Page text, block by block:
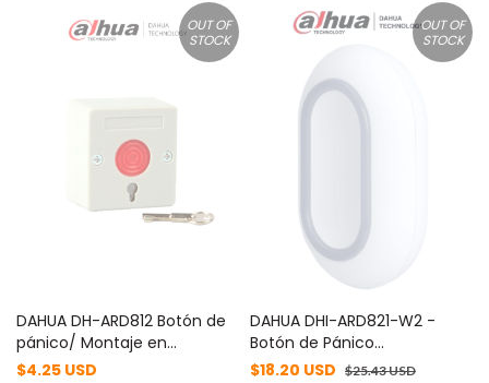
OUT OF
STOCK
DAHUA DH-ARD812 Botón de
pánico/ Montaje en
superficie con tornillos/
$4.25 USD
OUT OF
STOCK
DAHUA DHI-ARD821-W2 -
Botón de Pánico
Inalámbrico/ Indicador de
$18.20 USD $25.43 USD